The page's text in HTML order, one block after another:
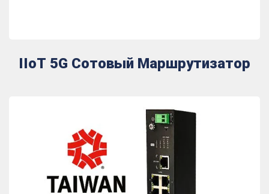
IIoT 5G Сотовый Маршрутизатор